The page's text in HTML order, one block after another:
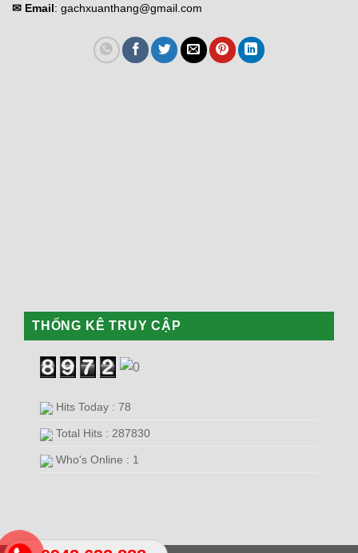
✉ Email: gachxuanthang@gmail.com
THỐNG KÊ TRUY CẬP
Hits Today : 78
Total Hits : 287830
Who's Online : 1